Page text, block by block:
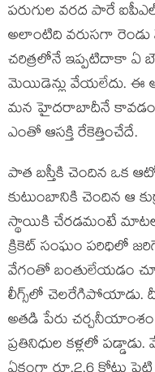
పరుగుల వరద పారే
అలాంటిది వరుసగా
చరిత్రలోనే ఇప్పటిదాకా ఏ
మెయిడెన్లు వేయలేదు. ఈ
మన హైదరాబాదీనే కావడం
ఎంతో ఆసక్తి రేకెత్తించేదే.
పాత బస్తీకి చెందిన ఒక
కుటుంబానికి చెందిన ఆ
స్థాయికి చేరడమంటే
క్రికెట్ సంఘం పరిధిలో
వేగంతో బంతులేయడం
లీగ్స్‌లో చెలరేగిపోయాడు.
అతడి పేరు
ప్రతినిధుల కళ్లలో